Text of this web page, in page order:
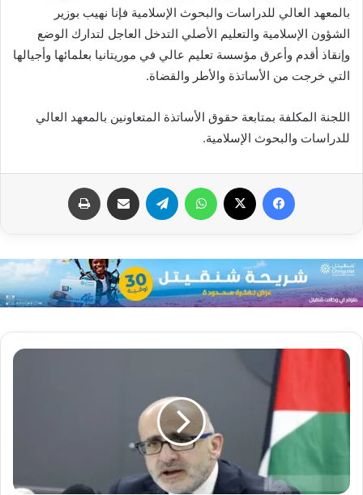
بالمعهد العالي للدراسات والبحوث الإسلامية فإنا نهيب بوزير
الشؤون الإسلامية والتعليم الأصلي التدخل العاجل لتدارك الوضع
وإنقاذ أقدم وأعرق مؤسسة تعليم عالي في موريتانيا بعلمائها وأجيالها
التي خرجت من الأساتذة والأطر والقضاة.
اللجنة المكلفة بمتابعة حقوق الأساتذة المتعاونين بالمعهد العالي
للدراسات والبحوث الإسلامية.
فيسبوك واتساب تيلقرام مشاركة عبر البريد